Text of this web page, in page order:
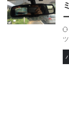
ツ